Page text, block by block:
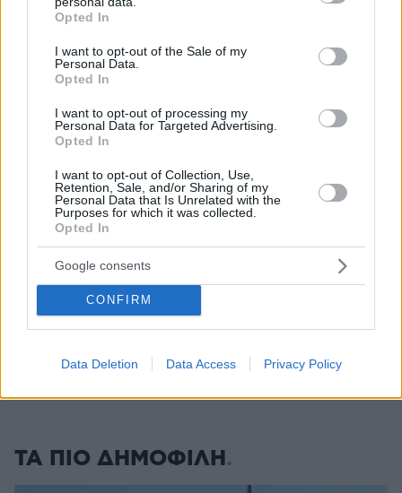
grant or deny consent to Google and its third-party tags to
use your data for below specified purposes in below Google
consent section.
Opted In
I want to opt-out of the Sale of my
Personal Data.
Opted In
I want to opt-out of processing my
Personal Data for Targeted Advertising.
Opted In
I want to opt-out of Collection, Use,
Retention, Sale, and/or Sharing of my
Personal Data that Is Unrelated with the
Purposes for which it was collected.
Opted In
Google consents
CONFIRM
Data Deletion Data Access Privacy Policy
σταφύλι
Χούθι, το «άλυτο πρόβλημα» της Μέσης Ανατολής: Γιατί
χίλια πλήγματα δεν ήταν αρκετά για να τους
πριν 23 λεπτά
Φωτιά στο Σπήλαιο Ορεστιάδας, σηκώθηκε ελικόπτερο
πριν 26 λεπτά
Η Σύμη της αρχοντιάς και του φυσικού πλούτου
πριν 32 λεπτά
Η Σίσσυ Χρηστίδου φωτογραφήθηκε με μονοκίνι σε
παραλία στα Χανιά
πριν 37 λεπτά
Δύο συλλήψεις για παράνομη μεταφορά μεταναστών σε
πριν μία ώρα
ΔΕΙΤΕ ΟΛΕΣ ΤΙΣ ΕΙΔΗΣΕΙΣ
ΤΑ ΠΙΟ ΔΗΜΟΦΙΛΗ